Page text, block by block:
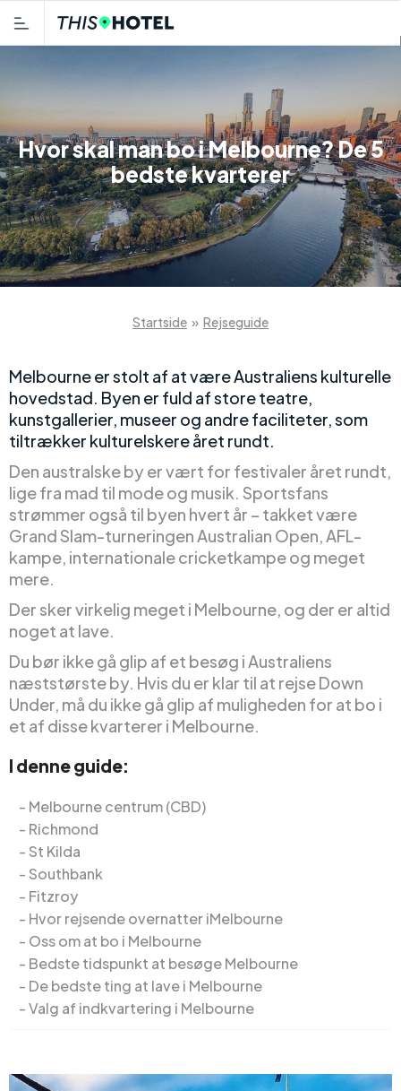
Hvor skal man bo i Melbourne? De 5
bedste kvarterer
Startside » Rejseguide
Melbourne er stolt af at være Australiens kulturelle
hovedstad. Byen er fuld af store teatre,
kunstgallerier, museer og andre faciliteter, som
tiltrækker kulturelskere året rundt.
Den australske by er vært for festivaler året rundt,
lige fra mad til mode og musik. Sportsfans
strømmer også til byen hvert år – takket være
Grand Slam-turneringen Australian Open, AFL-
kampe, internationale cricketkampe og meget
mere.
Der sker virkelig meget i Melbourne, og der er altid
noget at lave.
Du bør ikke gå glip af et besøg i Australiens
næststørste by. Hvis du er klar til at rejse Down
Under, må du ikke gå glip af muligheden for at bo i
et af disse kvarterer i Melbourne.
I denne guide:
Melbourne centrum (CBD)
Richmond
St Kilda
Southbank
Fitzroy
Hvor rejsende overnatter iMelbourne
Oss om at bo i Melbourne
Bedste tidspunkt at besøge Melbourne
De bedste ting at lave i Melbourne
Valg af indkvartering i Melbourne